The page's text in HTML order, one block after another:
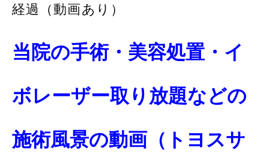
経過（動画あり）
当院の手術・美容処置・イ
ボレーザー取り放題などの
施術風景の動画（トヨスサ